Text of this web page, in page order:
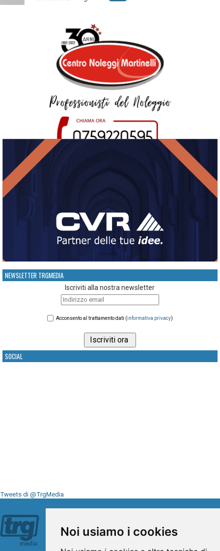
Noi usiamo i cookies
NEWSLETTER TRGMEDIA
Iscriviti alla nostra newsletter
Acconsento al trattamento dati (informativa privacy)
SOCIAL
Tweets di @TrgMedia
Seguici su